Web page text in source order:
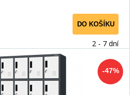
DO KOŠÍKU
2 - 7 dní
-47%